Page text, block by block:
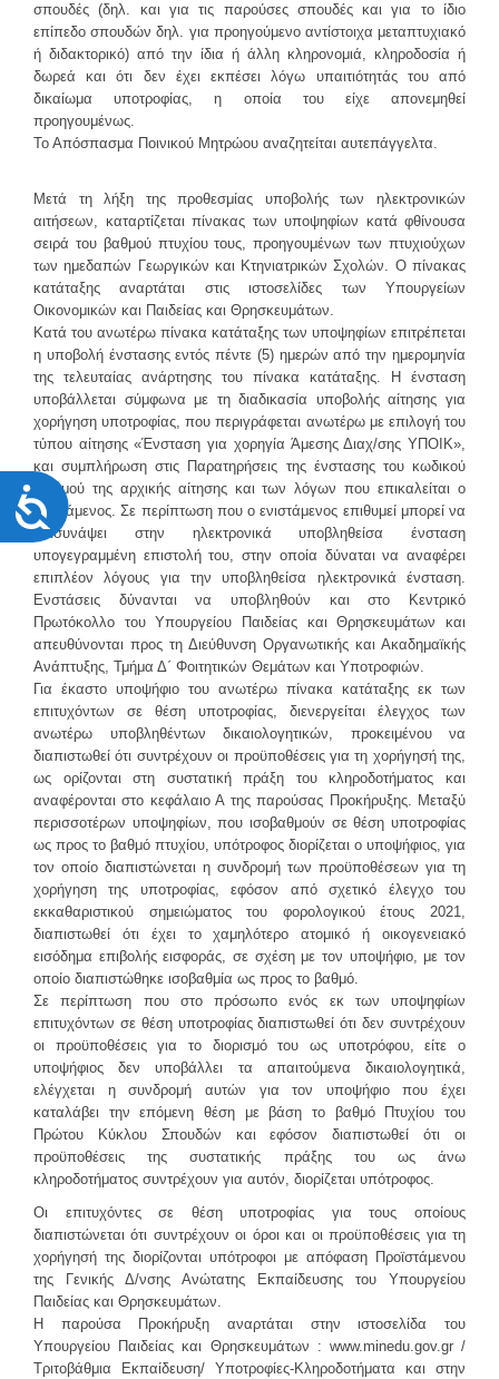
Προσιτότητα
σπουδές (δηλ. και για τις παρούσες σπουδές και για το ίδιο
επίπεδο σπουδών δηλ. για προηγούμενο αντίστοιχα μεταπτυχιακό
ή διδακτορικό) από την ίδια ή άλλη κληρονομιά, κληροδοσία ή
δωρεά και ότι δεν έχει εκπέσει λόγω υπαιτιότητάς του από
δικαίωμα υποτροφίας, η οποία του είχε απονεμηθεί
προηγουμένως.
Το Απόσπασμα Ποινικού Μητρώου αναζητείται αυτεπάγγελτα.
Μετά τη λήξη της προθεσμίας υποβολής των ηλεκτρονικών
αιτήσεων, καταρτίζεται πίνακας των υποψηφίων κατά φθίνουσα
σειρά του βαθμού πτυχίου τους, προηγουμένων των πτυχιούχων
των ημεδαπών Γεωργικών και Κτηνιατρικών Σχολών. Ο πίνακας
κατάταξης αναρτάται στις ιστοσελίδες των Υπουργείων
Οικονομικών και Παιδείας και Θρησκευμάτων.
Κατά του ανωτέρω πίνακα κατάταξης των υποψηφίων επιτρέπεται
η υποβολή ένστασης εντός πέντε (5) ημερών από την ημερομηνία
της τελευταίας ανάρτησης του πίνακα κατάταξης. Η ένσταση
υποβάλλεται σύμφωνα με τη διαδικασία υποβολής αίτησης για
χορήγηση υποτροφίας, που περιγράφεται ανωτέρω με επιλογή του
τύπου αίτησης «Ένσταση για χορηγία Άμεσης Διαχ/σης ΥΠΟΙΚ»,
και συμπλήρωση στις Παρατηρήσεις της ένστασης του κωδικού
αριθμού της αρχικής αίτησης και των λόγων που επικαλείται ο
ενιστάμενος. Σε περίπτωση που ο ενιστάμενος επιθυμεί μπορεί να
επισυνάψει στην ηλεκτρονικά υποβληθείσα ένσταση
υπογεγραμμένη επιστολή του, στην οποία δύναται να αναφέρει
επιπλέον λόγους για την υποβληθείσα ηλεκτρονικά ένσταση.
Ενστάσεις δύνανται να υποβληθούν και στο Κεντρικό
Πρωτόκολλο του Υπουργείου Παιδείας και Θρησκευμάτων και
απευθύνονται προς τη Διεύθυνση Οργανωτικής και Ακαδημαϊκής
Ανάπτυξης, Τμήμα Δ΄ Φοιτητικών Θεμάτων και Υποτροφιών.
Για έκαστο υποψήφιο του ανωτέρω πίνακα κατάταξης εκ των
επιτυχόντων σε θέση υποτροφίας, διενεργείται έλεγχος των
ανωτέρω υποβληθέντων δικαιολογητικών, προκειμένου να
διαπιστωθεί ότι συντρέχουν οι προϋποθέσεις για τη χορήγησή της,
ως ορίζονται στη συστατική πράξη του κληροδοτήματος και
αναφέρονται στο κεφάλαιο Α της παρούσας Προκήρυξης. Μεταξύ
περισσοτέρων υποψηφίων, που ισοβαθμούν σε θέση υποτροφίας
ως προς το βαθμό πτυχίου, υπότροφος διορίζεται ο υποψήφιος, για
τον οποίο διαπιστώνεται η συνδρομή των προϋποθέσεων για τη
χορήγηση της υποτροφίας, εφόσον από σχετικό έλεγχο του
εκκαθαριστικού σημειώματος του φορολογικού έτους 2021,
διαπιστωθεί ότι έχει το χαμηλότερο ατομικό ή οικογενειακό
εισόδημα επιβολής εισφοράς, σε σχέση με τον υποψήφιο, με τον
οποίο διαπιστώθηκε ισοβαθμία ως προς το βαθμό.
Σε περίπτωση που στο πρόσωπο ενός εκ των υποψηφίων
επιτυχόντων σε θέση υποτροφίας διαπιστωθεί ότι δεν συντρέχουν
οι προϋποθέσεις για το διορισμό του ως υποτρόφου, είτε ο
υποψήφιος δεν υποβάλλει τα απαιτούμενα δικαιολογητικά,
ελέγχεται η συνδρομή αυτών για τον υποψήφιο που έχει
καταλάβει την επόμενη θέση με βάση το βαθμό Πτυχίου του
Πρώτου Κύκλου Σπουδών και εφόσον διαπιστωθεί ότι οι
προϋποθέσεις της συστατικής πράξης του ως άνω
κληροδοτήματος συντρέχουν για αυτόν, διορίζεται υπότροφος.
Οι επιτυχόντες σε θέση υποτροφίας για τους οποίους
διαπιστώνεται ότι συντρέχουν οι όροι και οι προϋποθέσεις για τη
χορήγησή της διορίζονται υπότροφοι με απόφαση Προϊστάμενου
της Γενικής Δ/νσης Ανώτατης Εκπαίδευσης του Υπουργείου
Παιδείας και Θρησκευμάτων.
Η παρούσα Προκήρυξη αναρτάται στην ιστοσελίδα του
Υπουργείου Παιδείας και Θρησκευμάτων : www.minedu.gov.gr /
Τριτοβάθμια Εκπαίδευση/ Υποτροφίες-Κληροδοτήματα και στην